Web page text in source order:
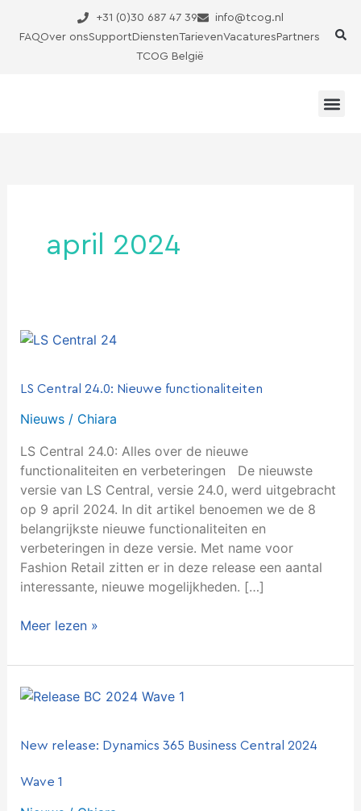
+31 (0)30 687 47 39
info@tcog.nl
FAQOver onsSupportDienstenTarievenVacatures Partners
TCOG België
april 2024
LS Central 24.0: Nieuwe functionaliteiten
Nieuws/ Chiara
LS Central 24.0: Alles over de nieuwe
functionaliteiten en verbeteringen De nieuwste
versie van LS Central, versie 24.0, werd uitgebracht
op 9 april 2024. In dit artikel benoemen we de 8
belangrijkste nieuwe functionaliteiten en
verbeteringen in deze versie. Met name voor
Fashion Retail zitten er in deze release een aantal
interessante, nieuwe mogelijkheden. […]
LS
Nieuwe
functionaliteiten
Meer lezen »
New release: Dynamics 365 Business Central 2024
Wave 1
New
365
Central